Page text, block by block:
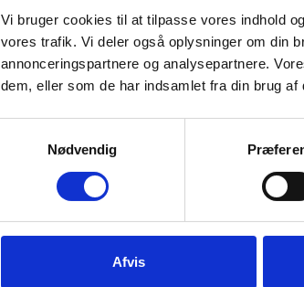
Vi bruger cookies til at tilpasse vores indhold
vores trafik. Vi deler også oplysninger om din
annonceringspartnere og analysepartnere.
dem, eller som de har indsamlet fra din brug af
Nødvendig
Afvis
AKRYLGLAS PÅ MÅL
RAMMER
Hos RammeShoppen kan du købe akryl og
Har du tabt din ramme på gulvet, og er glasset
standardmål.